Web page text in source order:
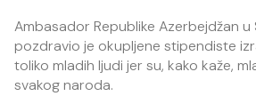
Ambasador Republike Azerbejdžan u
pozdravio je okupljene stipendiste
toliko mladih ljudi jer su, kako kaže,
svakog naroda.